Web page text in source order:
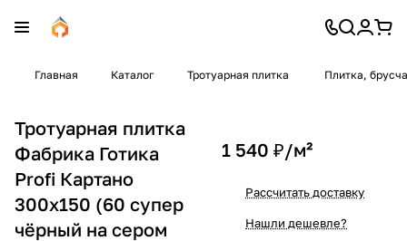
Главная Каталог Тротуарная плитка Плитка,
Тротуарная плитка
Фабрика Готика
Profi Картано
300x150 (60 супер
чёрный на сером
1 540 ₽/м²
Рассчитать доставку
Нашли дешевле?